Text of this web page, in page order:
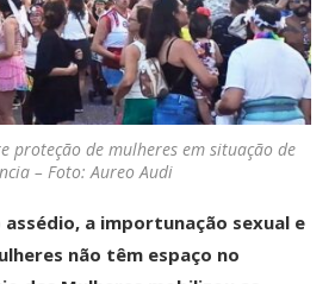
proteção de mulheres em situação de
– Foto: Aureo Audi
a importunação sexual e
não têm espaço no